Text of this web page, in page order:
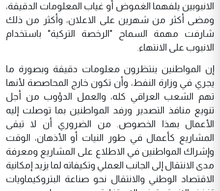
الانبوبين يلفهما الغموض أو غياب المعلومات الدقيقة،
ومضى أكثر من شهرين على الاعلان، وأكثر من ذلك
شارفت مهمة السماح "الرخصة التركية" باستخدام
الانبوب على الانتهاء.
إن المواطنين ينتظرون معلومات دقيقة وبصورة ما
يجري في وزارة النفط، وأن تكون خارج المحاصصة لأنها
تهم الشعب العراقي كله، والعمل الدؤوب من أجل
تنويع منافذ التصدير ورفد المواطنين بما توصلت إليه
الأعمال بهذا الخصوص. من الضروري أن لا تبقى
المشاريع كأعمال في طور النيات أو الأذهان، الوقت
وإشراك المواطنين في الاطلاع على المشاريع ومعرفة
مدى الانتقال إلى الجانب العملي وتكيفاته لما يزيد إمكانية
الاقتصاد الوطني والانتقال نحو صناعة البتروكيماويات